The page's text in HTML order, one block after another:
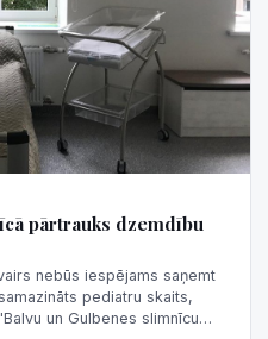
pārtrauks dzemdību
nebūs iespējams saņemt
pediatru skaits,
un Gulbenes slimnīcu